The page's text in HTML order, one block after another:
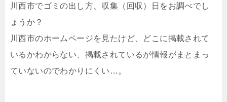
川西市でゴミの出し方、収集（回収）日をお調べでし
ょうか？
川西市のホームページを見たけど、どこに掲載されて
いるかわからない、掲載されているが情報がまとまっ
ていないのでわかりにくい…。